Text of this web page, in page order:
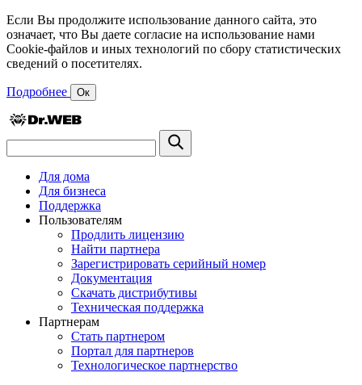
Если Вы продолжите использование данного сайта, это
означает, что Вы даете согласие на использование нами
Cookie-файлов и иных технологий по сбору статистических
сведений о посетителях.
Подробнее Ок
Для дома
Для бизнеса
Поддержка
Пользователям
Продлить лицензию
Найти партнера
Зарегистрировать серийный номер
Документация
Скачать дистрибутивы
Техническая поддержка
Партнерам
Стать партнером
Портал для партнеров
Технологическое партнерство